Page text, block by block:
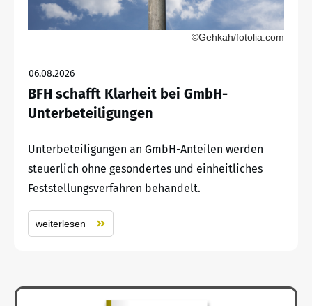
©Gehkah/fotolia.com
06.08.2026
BFH schafft Klarheit bei GmbH-
Unterbeteiligungen
Unterbeteiligungen an GmbH-Anteilen werden
steuerlich ohne gesondertes und einheitliches
Feststellungsverfahren behandelt.
weiterlesen